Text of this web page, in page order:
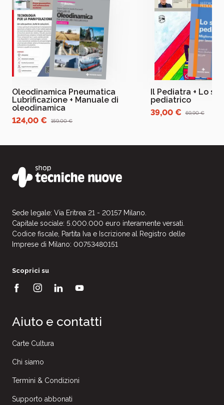
Oleodinamica Pneumatica
Lubrificazione + Manuale di
oleodinamica
124,00 €
159,00 €
Il Pediatra + Lo
pediatrico
39,00 €
69,90 €
Sede legale: Via Eritrea 21 - 20157 Milano.
Capitale sociale: 5.000.000 euro interamente versati.
Codice fiscale, Partita Iva e Iscrizione al Registro delle
Imprese di Milano: 00753480151
Scoprici su
Aiuto e contatti
Carte Cultura
Chi siamo
Termini & Condizioni
Supporto abbonati